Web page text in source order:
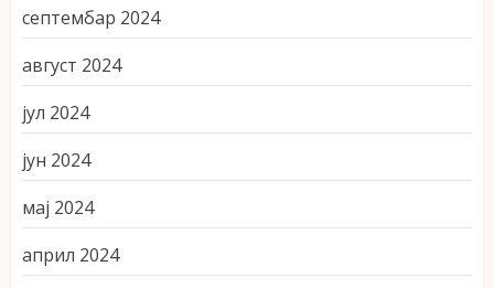
септембар 2024
август 2024
јул 2024
јун 2024
мај 2024
април 2024